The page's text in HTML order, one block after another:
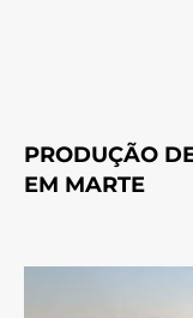
PRODUÇÃO
EM MARTE